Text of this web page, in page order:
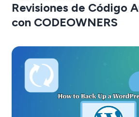
Revisiones de Código
con CODEOWNERS